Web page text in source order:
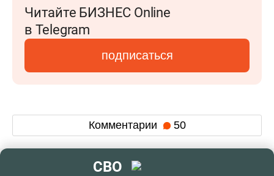
Читайте БИЗНЕС Online
в Telegram
подписаться
Комментарии 50
СВО